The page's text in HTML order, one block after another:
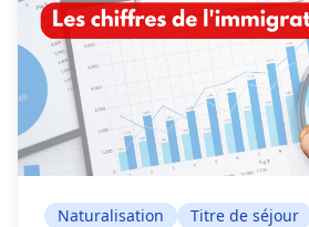
Naturalisation Titre de séjour